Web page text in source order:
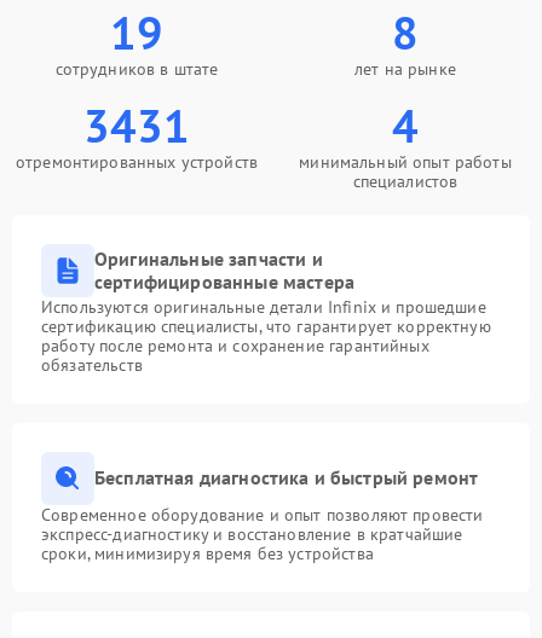
19
сотрудников в штате
8
лет на рынке
3431
отремонтированных устройств
4
минимальный опыт работы
специалистов
Оригинальные запчасти и
сертифицированные мастера
Используются оригинальные детали Infinix и прошедшие
сертификацию специалисты, что гарантирует корректную
работу после ремонта и сохранение гарантийных
обязательств
Бесплатная диагностика и быстрый ремонт
Современное оборудование и опыт позволяют провести
экспресс-диагностику и восстановление в кратчайшие
сроки, минимизируя время без устройства